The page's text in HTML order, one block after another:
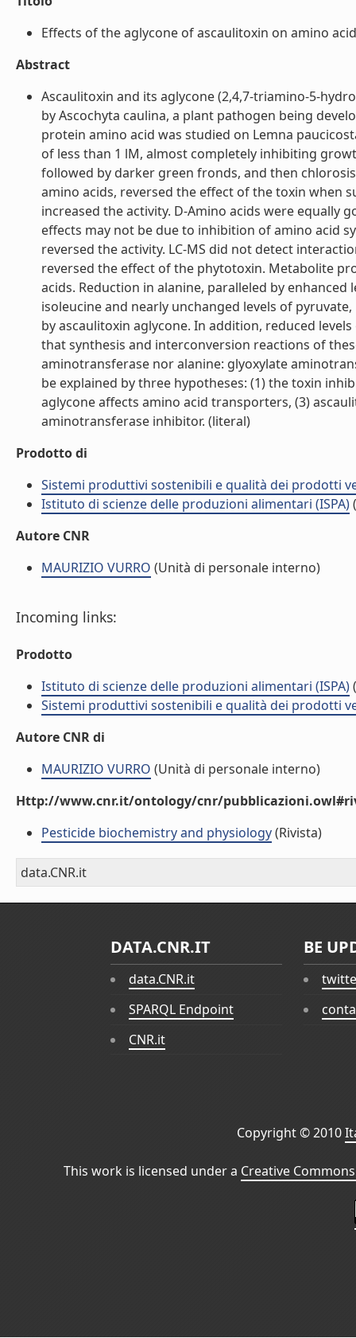
Effects of the aglycone of ascaulitoxin on amino
Abstract
Ascaulitoxin and its aglycone (2,4,7-triamino-5-
by Ascochyta caulina, a plant pathogen being
protein amino acid was studied on Lemna
of less than 1 lM, almost completely inhibiting
followed by darker green fronds, and then
amino acids, reversed the effect of the toxin when
increased the activity. D-Amino acids were equally
effects may not be due to inhibition of amino acid
reversed the activity. LC-MS did not detect
reversed the effect of the phytotoxin. Metabolite
acids. Reduction in alanine, paralleled by
isoleucine and nearly unchanged levels of
by ascaulitoxin aglycone. In addition, reduced
that synthesis and interconversion reactions of
aminotransferase nor alanine: glyoxylate
be explained by three hypotheses: (1) the toxin
aglycone affects amino acid transporters, (3)
aminotransferase inhibitor. (literal)
Prodotto di
Sistemi produttivi sostenibili e qualità dei prodotti
Istituto di scienze delle produzioni alimentari (ISPA)
Autore CNR
MAURIZIO VURRO (Unità di personale interno)
Incoming links:
Prodotto
Istituto di scienze delle produzioni alimentari (ISPA)
Sistemi produttivi sostenibili e qualità dei prodotti
Autore CNR di
MAURIZIO VURRO (Unità di personale interno)
Http://www.cnr.it/ontology/cnr/
Pesticide biochemistry and physiology(Rivista)
data.CNR.it
DATA.CNR.IT
data.CNR.it
SPARQL Endpoint
CNR.it
BE
Copyright © 2010
This work is licensed under a Creative